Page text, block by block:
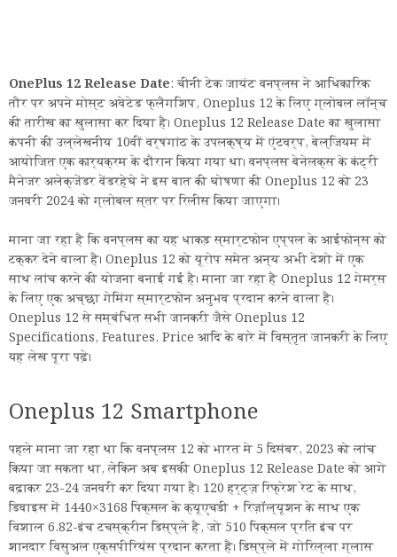
OnePlus 12 Release Date: चीनी टेक जायंट वनप्लस ने आधिकारिक
तौर पर अपने मोस्ट अवेटेड फ्लैगशिप, Oneplus 12 के लिए ग्लोबल लॉन्च
की तारीख का खुलासा कर दिया है। Oneplus 12 Release Date का खुलासा
कंपनी की उल्लेखनीय 10वीं वर्षगांठ के उपलक्ष्य में एंटवर्प, बेल्जियम में
आयोजित एक कार्यक्रम के दौरान किया गया था। वनप्लस बेनेलक्स के कंट्री
मैनेजर अलेक्जेंडर वेंडरहेघे ने इस बात की घोषणा की Oneplus 12 को 23
जनवरी 2024 को ग्लोबल स्तर पर रिलीस किया जाएगा।
माना जा रहा है कि वनप्लस का यह धाकड़ स्मार्टफोन एप्पल के आईफोन्स को
टक्कर देने वाला है। Oneplus 12 को यूरोप समेत अन्य अभी देशो में एक
साथ लांच करने की योजना बनाई गई है। माना जा रहा है Oneplus 12 गेमर्स
के लिए एक अच्छा गेमिंग स्मार्टफोन अनुभव प्रदान करने वाला है।
Oneplus 12 से सम्बंधित सभी जानकरी जैसे Oneplus 12
Specifications, Features, Price आदि के बारे में विस्तृत जानकरी के लिए
यह लेख पूरा पढ़े।
Oneplus 12 Smartphone
पहले माना जा रहा था कि वनप्लस 12 को भारत मे 5 दिसंबर, 2023 को लांच
किया जा सकता था, लेकिन अब इसकी Oneplus 12 Release Date को आगे
बढ़ाकर 23-24 जनवरी कर दिया गया है। 120 हर्ट्ज़ रिफ्रेश रेट के साथ,
डिवाइस में 1440×3168 पिक्सल के क्यूएचडी + रिज़ॉल्यूशन के साथ एक
विशाल 6.82-इंच टचस्क्रीन डिस्प्ले है, जो 510 पिक्सल प्रति इंच पर
शानदार विसुअल एक्सपीरियंस प्रदान करता है। डिस्प्ले में गोरिल्ला ग्लास